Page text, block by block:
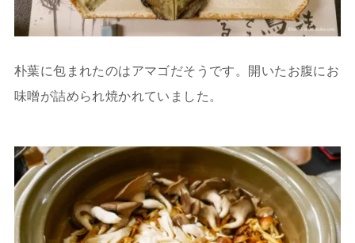
朴葉に包まれたのはアマゴだそうです。開いたお腹にお
味噌が詰められ焼かれていました。